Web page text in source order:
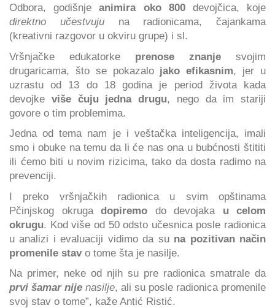
Odbora, godišnjeanimira oko 800devojčica, koje
direktno učestvujuna radionicama, čajankama
(kreativni razgovor u okviru grupe) i sl.
Vršnjačke edukatorke prenose znanje svojim
drugaricama, što se pokazalojako efikasnim, jer u
uzrastu od 13 do 18 godina je period života kada
devojke više čuju jedna drugu, nego da im stariji
govore o tim problemima.
Jedna od tema nam je i veštačka inteligencija, imali
smo i obuke na temu da li će nas ona u bubćnosti štititi
ili ćemo biti u novim rizicima, tako da dosta radimo na
prevenciji.
I preko vršnjačkih radionica u svim opštinama
Pčinjskog okruga dopiremo do devojaka u celom
okrugu. Kod više od 50 odsto učesnica posle radionica
u analizi i evaluaciji vidimo da su na pozitivan način
promenile stavo tome šta je nasilje.
Na primer, neke od njih su pre radionica smatrale da
prvi šamar nije nasilje, ali su posle radionica promenile
svoj stav o tome”, kaže Antić Ristić.